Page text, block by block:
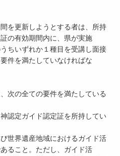
更新しようとする者は、所持
の有効期間内に、県が実施
いずれか１種目を受講し面接
件を満たしていなければな
の全ての要件を満たしている
定ガイド認定証を所持してい
界遺産地域におけるガイド活
ること。ただし、ガイド活